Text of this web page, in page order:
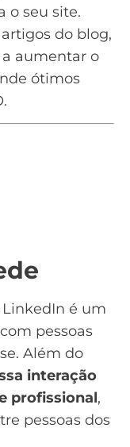
o seu site.
do blog,
aumentar o
ótimos
é um
pessoas
Além do
interação
profissional,
pessoas dos